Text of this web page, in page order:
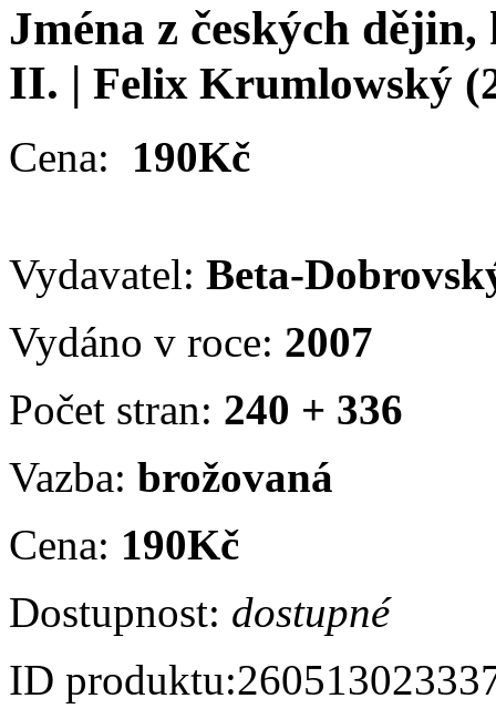
Jména z českých
II. | Felix Krumlowský
Cena: 190Kč
Vydavatel: Beta-
Vydáno v roce: 2007
Počet stran: 240 + 336
Vazba: brožovaná
Cena: 190Kč
Dostupnost: dostupné
ID produktu: